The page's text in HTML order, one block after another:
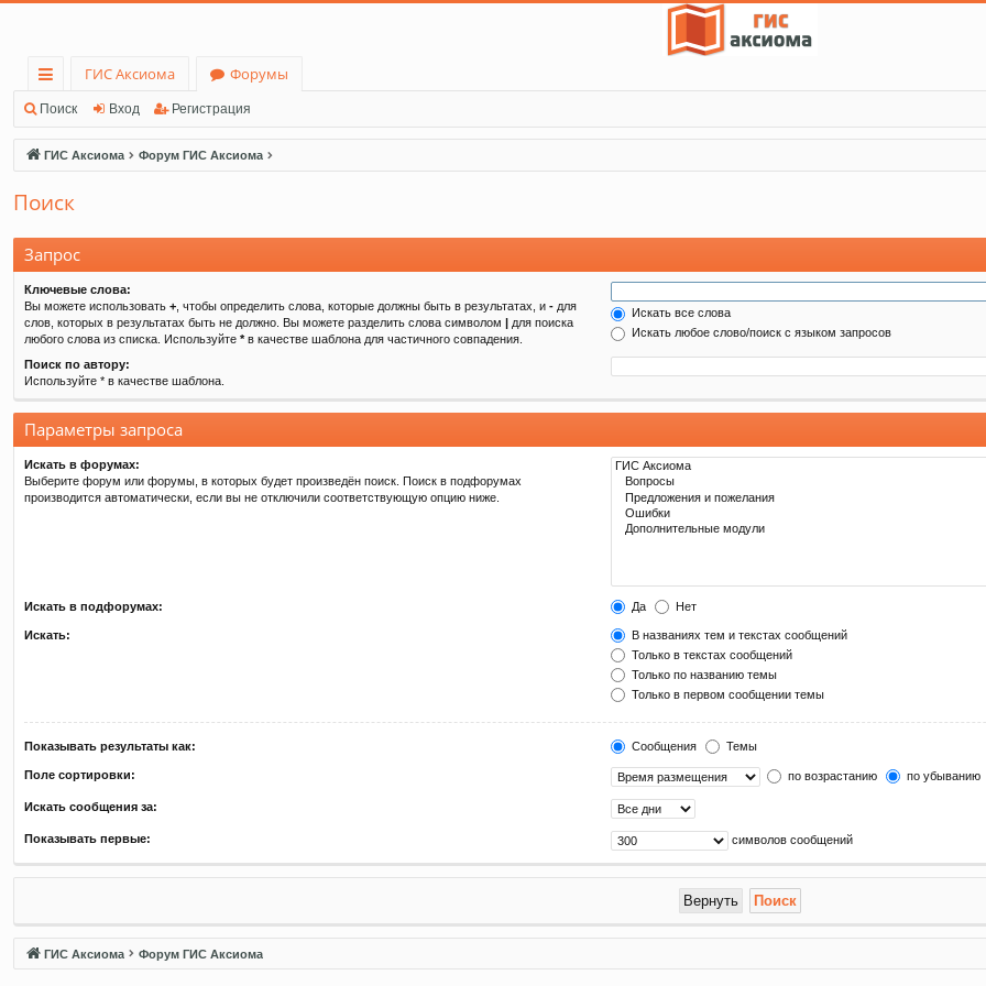
с
ы
лк
и
ГИС Аксиома
Форумы
Поиск Вход Регистрация
ГИС Аксиома Форум ГИС Аксиома
Поиск
Запрос
Ключевые слова:
Вы можете использовать + , чтобы определить слова, которые должны быть в результатах, и - для
слов, которых в результатах быть не должно. Вы можете разделить слова символом | для поиска
любого слова из списка. Используйте *в качестве шаблона для частичного совпадения.
Искать все слова
Искать любое слово/поиск с языком запросов
Поиск по автору:
Используйте * в качестве шаблона.
Параметры запроса
Искать в форумах:
Выберите форум или форумы, в которых будет произведён поиск. Поиск в подфорумах
производится автоматически, если вы не отключили соответствующую опцию ниже.
Искать в подфорумах: Да Нет
Искать:
В названиях тем и текстах сообщений
Только в текстах сообщений
Только по названию темы
Только в первом сообщении темы
Показывать результаты как: Сообщения Темы
Поле сортировки: по возрастанию по убыванию
Искать сообщения за:
Показывать первые: символов сообщений
ГИС Аксиома Форум ГИС Аксиома